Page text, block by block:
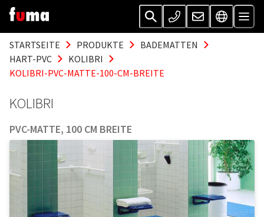
STARTSEITE PRODUKTE
BADEMATTEN
HART-PVC
KOLIBRI
KOLIBRI-PVC-MATTE-100-CM-BREITE
KOLIBRI
PVC-MATTE, 100 CM BREITE